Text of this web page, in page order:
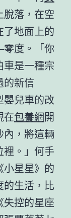
脫落，在空
了地面上的
度。「你
是一種宗
的新信
兒車的改
在包養網開
，將這輛
裡。」何手
星星》的
的生活，比
控的星座